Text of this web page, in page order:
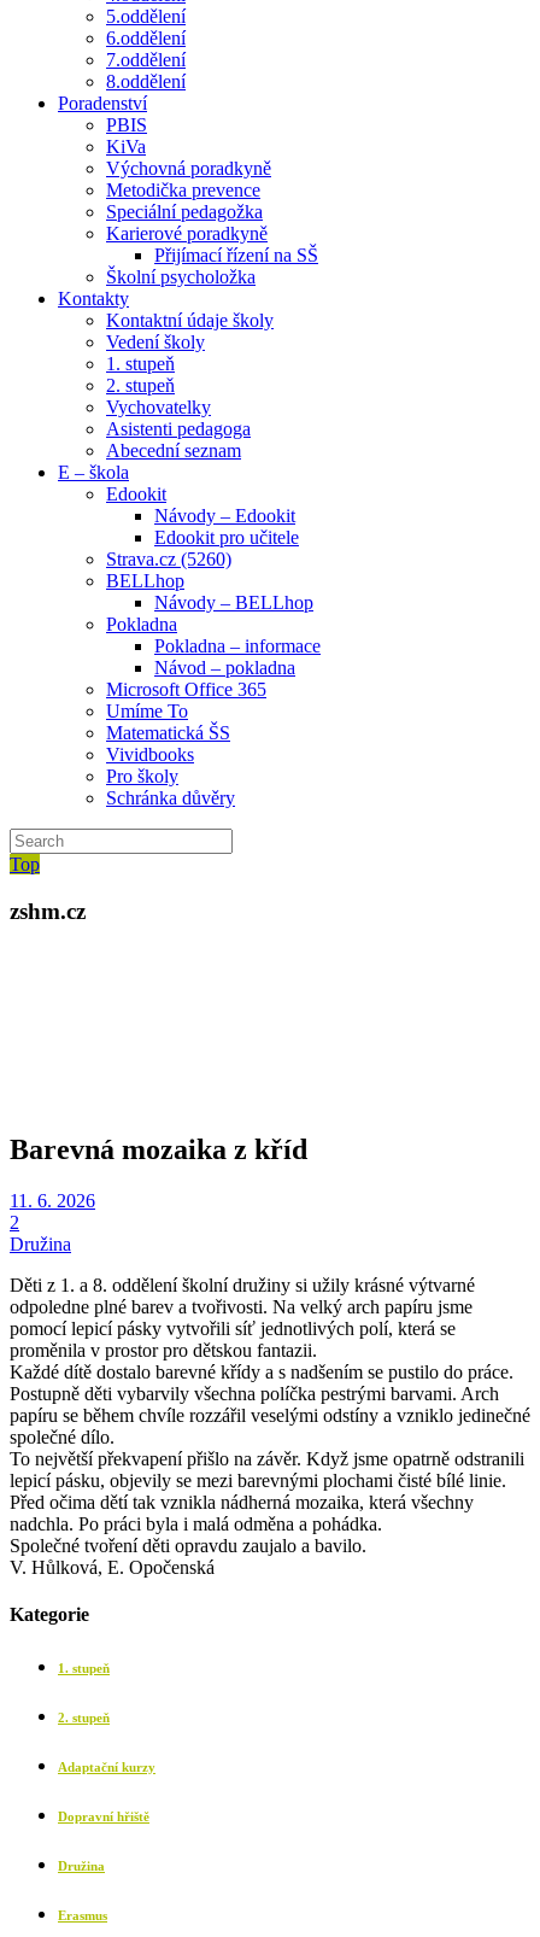
5.oddělení
6.oddělení
7.oddělení
8.oddělení
Poradenství
PBIS
KiVa
Výchovná poradkyně
Metodička prevence
Speciální pedagožka
Karierové poradkyně
Přijímací řízení na SŠ
Školní psycholožka
Kontakty
Kontaktní údaje školy
Vedení školy
1. stupeň
2. stupeň
Vychovatelky
Asistenti pedagoga
Abecední seznam
E – škola
Edookit
Návody – Edookit
Edookit pro učitele
Strava.cz (5260)
BELLhop
Návody – BELLhop
Pokladna
Pokladna – informace
Návod – pokladna
Microsoft Office 365
Umíme To
Matematická ŠS
Vividbooks
Pro školy
Schránka důvěry
Top
zshm.cz
Barevná mozaika z kříd
11. 6. 2026
2
Družina
Děti z 1. a 8. oddělení školní družiny si užily krásné výtvarné
odpoledne plné barev a tvořivosti. Na velký arch papíru jsme
pomocí lepicí pásky vytvořili síť jednotlivých polí, která se
proměnila v prostor pro dětskou fantazii.
Každé dítě dostalo barevné křídy a s nadšením se pustilo do práce.
Postupně děti vybarvily všechna políčka pestrými barvami. Arch
papíru se během chvíle rozzářil veselými odstíny a vzniklo jedinečné
společné dílo.
To největší překvapení přišlo na závěr. Když jsme opatrně odstranili
lepicí pásku, objevily se mezi barevnými plochami čisté bílé linie.
Před očima dětí tak vznikla nádherná mozaika, která všechny
nadchla. Po práci byla i malá odměna a pohádka.
Společné tvoření děti opravdu zaujalo a bavilo.
V. Hůlková, E. Opočenská
Kategorie
1. stupeň
2. stupeň
Adaptační kurzy
Dopravní hřiště
Družina
Erasmus